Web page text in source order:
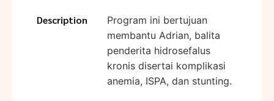
Description
Program ini bertujuan
membantu Adrian, balita
penderita hidrosefalus
kronis disertai komplikasi
anemia, ISPA, dan stunting.